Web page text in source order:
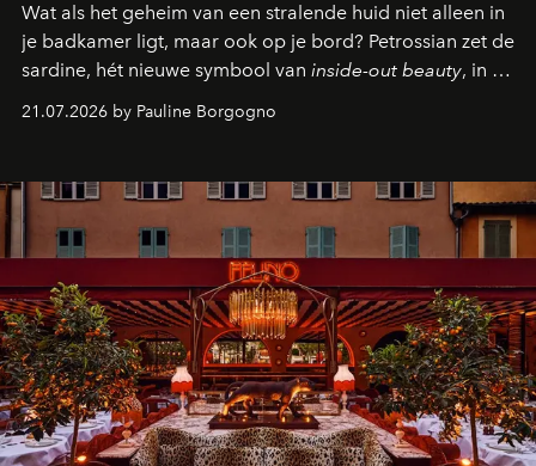
Wat als het geheim van een stralende huid niet alleen in
je badkamer ligt, maar ook op je bord? Petrossian zet de
sardine, hét nieuwe symbool van inside-out beauty, in de
kijker met twee gastronomische creaties.
21.07.2026 by Pauline Borgogno